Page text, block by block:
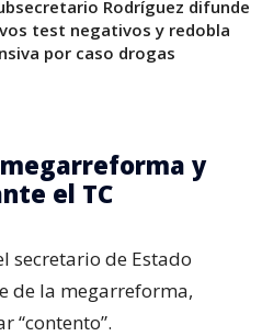
Rodríguez difunde
test negativos y redobla
por caso drogas
y
el TC
secretario de Estado
de la megarreforma,
“contento”.